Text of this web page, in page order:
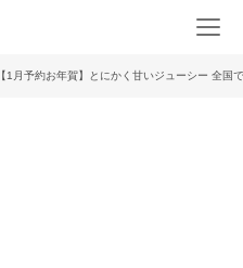
【1月予約お年賀】とにかく甘いジューシー 全国